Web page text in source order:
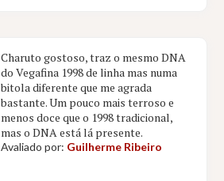
Charuto gostoso, traz o mesmo DNA
do Vegafina 1998 de linha mas numa
bitola diferente que me agrada
bastante. Um pouco mais terroso e
menos doce que o 1998 tradicional,
mas o DNA está lá presente.
Avaliado por: Guilherme Ribeiro